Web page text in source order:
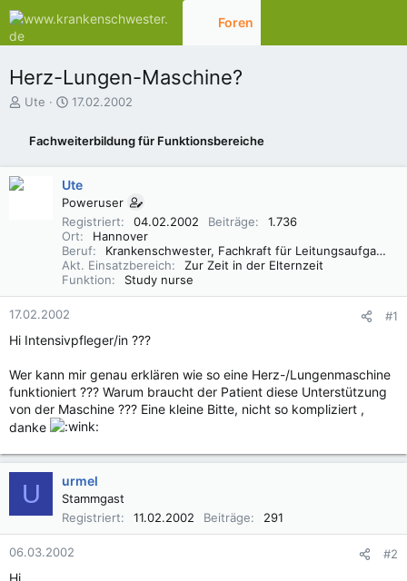
Foren
Herz-Lungen-Maschine?
E
e
Ute
E
s
t
e
l
l
a
m
17.02.2002
Fachweiterbildung für Funktionsbereiche
Ute
Poweruser
Registriert
04.02.2002 Beiträge
1.736
Ort
Hannover
Beruf
Krankenschwester, Fachkraft für Leitungsaufgaben in der Pflege (FLP)
Akt. Einsatzbereich
Zur Zeit in der Elternzeit
Funktion
Study nurse
17.02.2002 #1
Hi Intensivpfleger/in ???
Wer kann mir genau erklären wie so eine Herz-/Lungenmaschine
funktioniert ??? Warum braucht der Patient diese Unterstützung
von der Maschine ??? Eine kleine Bitte, nicht so kompliziert ,
danke
U urmel
Stammgast
Registriert
11.02.2002 Beiträge 291
06.03.2002 #2
Hi,